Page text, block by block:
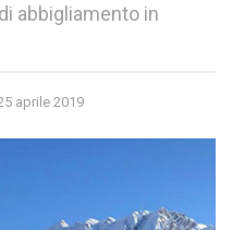
abbigliamento in
aprile 2019